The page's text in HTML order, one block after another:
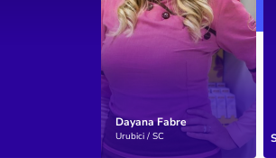
Dayana Fabre
Urubici / SC